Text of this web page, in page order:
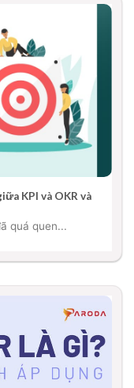
KPI và OKR và
quá quen...